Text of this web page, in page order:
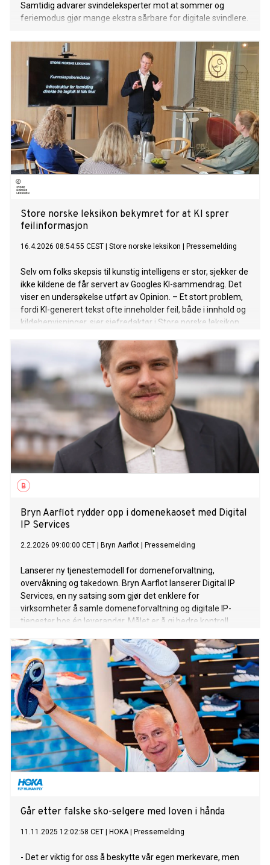
Samtidig advarer svindeleksperter mot at sommer og
feriemodus gjør mange ekstra sårbare for digitale svindlere.
Store norske leksikon bekymret for at KI sprer
feilinformasjon
16.4.2026 08:54:55 CEST Store norske leksikon Pressemelding
Selv om folks skepsis til kunstig intelligens er stor, sjekker de
ikke kildene de får servert av Googles KI-sammendrag. Det
viser en undersøkelse utført av Opinion. – Et stort problem,
fordi KI-generert tekst ofte inneholder feil, både i innhold og
kildehenvisninger, sier sjefredaktør i Store norske leksikon.
Bryn Aarflot rydder opp i domenekaoset med Digital
IP Services
2.2.2026 09:00:00 CET Bryn Aarflot Pressemelding
Lanserer ny tjenestemodell for domeneforvaltning,
overvåkning og takedown. Bryn Aarflot lanserer Digital IP
Services, en ny satsing som gjør det enklere for
virksomheter å samle domeneforvaltning og digitale IP-
tjenester hos én leverandør. Målet er å gi bedre kontroll,
digitale hendelser oppstår.
Går etter falske sko-selgere med loven i hånda
11.11.2025 12:02:58 CET HOKA| Pressemelding
- Det er viktig for oss å beskytte vår egen merkevare, men